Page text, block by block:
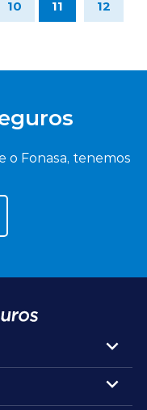
10 11 12
o Fonasa, tenemos